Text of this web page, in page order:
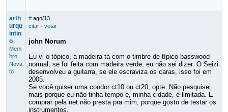
arth
urqu
intin
o
Mem
bro
Nova
to
# ago/13
citar· votar
john Norum
Eu vi o tópico, a madeira tá com o timbre de típico basswood
normal, se foi feita com madeira verde, eu não sei dizer. O Seizi
desenvolveu a guitarra, se ele escraviza os caras, isso foi em
2005.
Se você quiser uma condor ct10 ou ct20, opte. Não pesquisei
mais porque eu não tinha tempo e, minha cidade, é limitada. E
comprar pela net não presta pra mim, porque gosto de testar os
instrumentos.